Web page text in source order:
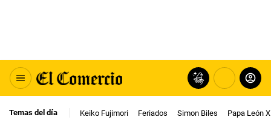
Temas del día Keiko Fujimori Feriados Simon Biles Papa León